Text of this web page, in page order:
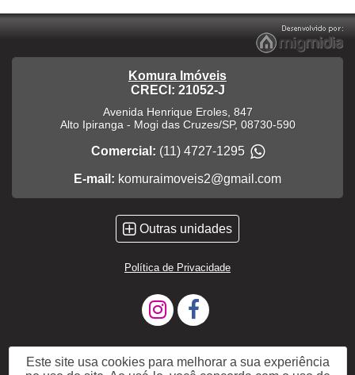
Komura Imóveis
CRECI: 21052-J
Avenida Henrique Eroles, 847
Alto Ipiranga - Mogi das Cruzes/SP, 08730-590
Comercial: (11) 4727-1295
E-mail: komuraimoveis2@gmail.com
Outras unidades
Política de Privacidade
Este site usa cookies para melhorar a sua experiência